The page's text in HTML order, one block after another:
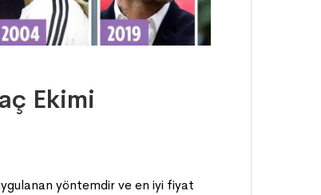
Ekimi
yöntemdir ve en iyi fiyat